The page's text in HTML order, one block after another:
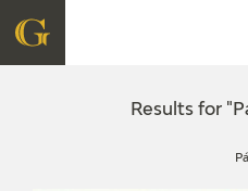
Results for